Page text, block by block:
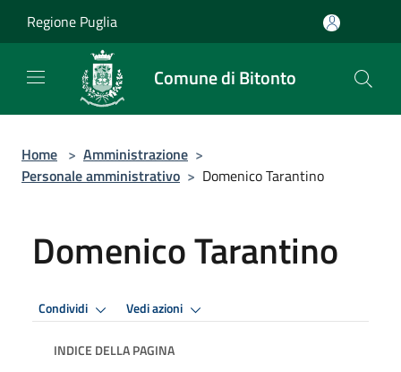
Regione Puglia
Comune di Bitonto
Home > Amministrazione >
Personale amministrativo > Domenico Tarantino
Domenico Tarantino
Condividi Vedi azioni
INDICE DELLA PAGINA